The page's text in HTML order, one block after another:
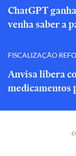
ChatGPT
venha saber a
FISCALIZAÇÃO
Anvisa libera
medicamentos